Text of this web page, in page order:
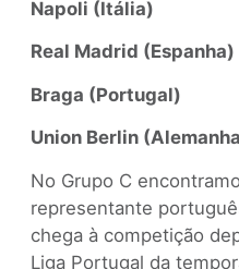
Napoli (Itália)
Real Madrid (Espanha)
Braga (Portugal)
Union Berlin
No Grupo C
representante
chega à competição
Liga Portugal da